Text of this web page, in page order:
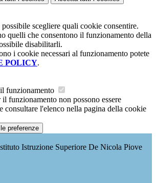
possibile scegliere quali cookie consentire.
quelli che consentono il funzionamento della
disabilitarli.
i cookie necessari al funzionamento potete
POLICY.
funzionamento
funzionamento non possono essere
consultare l'elenco nella pagina della cookie
preferenze
Istruzione Superiore De Nicola Piove